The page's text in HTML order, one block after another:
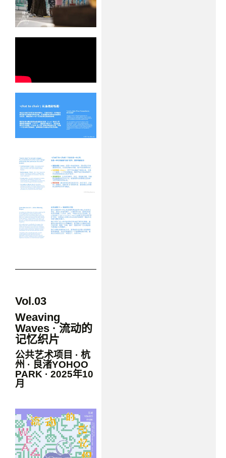
Vol.03
Weaving
Waves · 流动的
记忆织片
公共艺术项目 · 杭
州 · 良渚YOHOO
PARK · 2025年10
月